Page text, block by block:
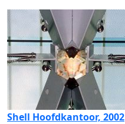
Shell Hoofdkantoor, 2002